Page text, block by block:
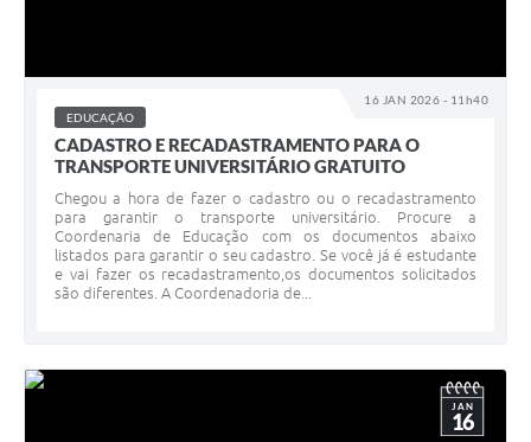
16 JAN 2026 - 11h40
EDUCAÇÃO
CADASTRO E RECADASTRAMENTO PARA O
TRANSPORTE UNIVERSITÁRIO GRATUITO
Chegou a hora de fazer o cadastro ou o recadastramento
para garantir o transporte universitário. Procure a
Coordenaria de Educação com os documentos abaixo
listados para garantir o seu cadastro. Se você já é estudante
e vai fazer os recadastramento,os documentos solicitados
são diferentes. A Coordenadoria de...
JAN
16